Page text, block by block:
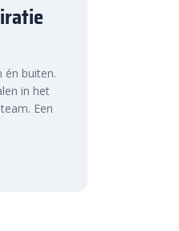
én buiten.
in het
Een